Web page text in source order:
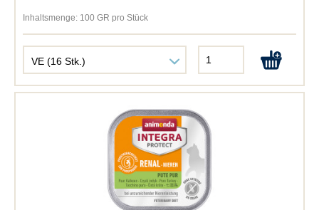
Inhaltsmenge: 100 GR pro Stück